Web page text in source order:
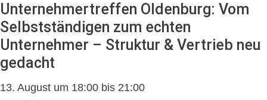
Unternehmertreffen Oldenburg: Vom
Selbstständigen zum echten
Unternehmer – Struktur & Vertrieb neu
gedacht
13. August um 18:00 bis 21:00